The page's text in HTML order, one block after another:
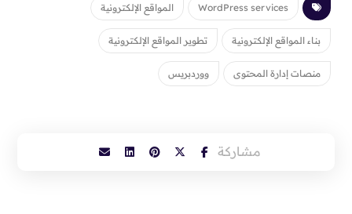
WordPress services المواقع الإلكترونية
بناء المواقع الإلكترونية تطوير المواقع الإلكترونية
منصات إدارة المحتوى ووردبريس